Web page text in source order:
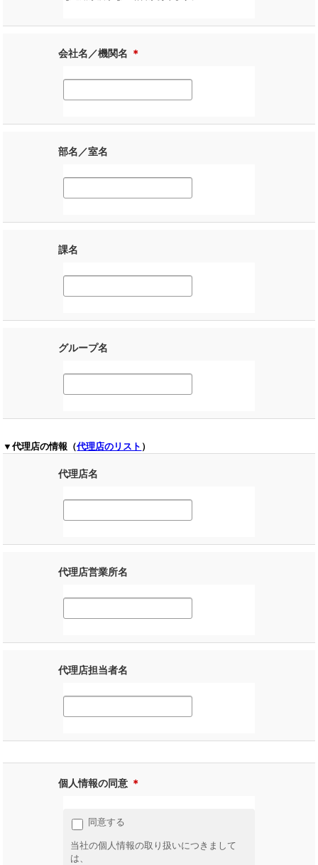
会社名／機関名 ＊
部名／室名
課名
グループ名
▼代理店の情報（代理店のリスト ）
代理店名
代理店営業所名
代理店担当者名
個人情報の同意 ＊
同意する
当社の個人情報の取り扱いにつきまして
は、